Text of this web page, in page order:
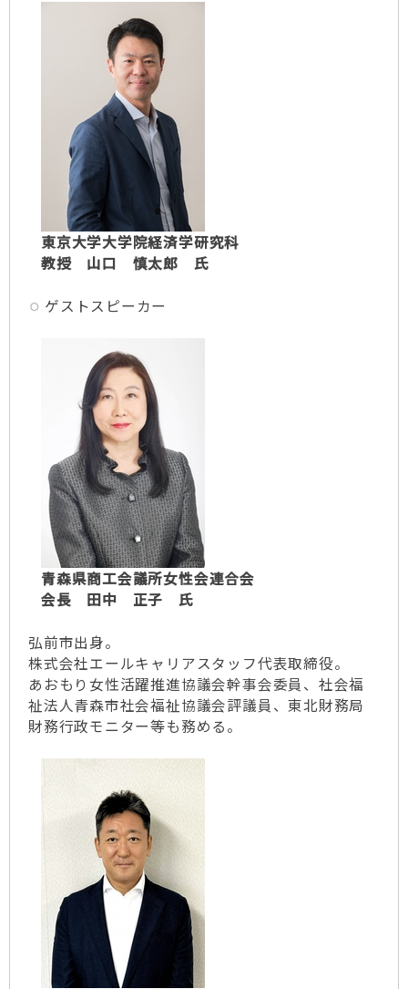
東京大学大学院経済学研究科
教授 山口 慎太郎 氏
ゲストスピーカー
青森県商工会議所女性会連合会
会長 田中 正子 氏
弘前市出身。
株式会社エールキャリアスタッフ代表取締役。
あおもり女性活躍推進協議会幹事会委員、社会福
祉法人青森市社会福祉協議会評議員、東北財務局
財務行政モニター等も務める。